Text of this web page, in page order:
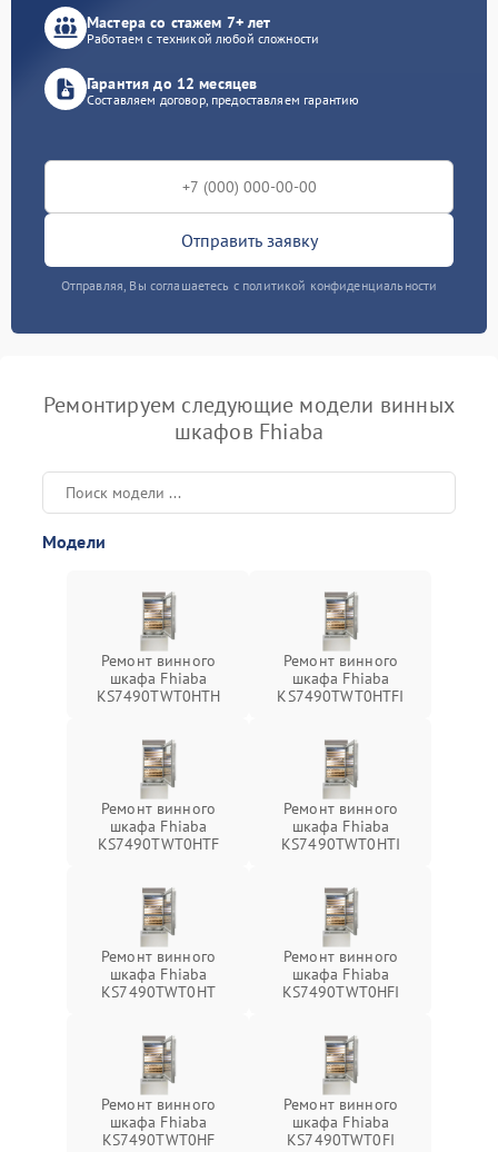
Мастера со стажем 7+ лет
Работаем с техникой любой сложности
Гарантия до 12 месяцев
Составляем договор, предоставляем гарантию
Отправить заявку
Отправляя, Вы соглашаетесь с политикой конфиденциальности
Ремонтируем следующие модели винных
шкафов Fhiaba
Модели
Ремонт винного
шкафа Fhiaba
KS7490TWT0HTH
Ремонт винного
шкафа Fhiaba
KS7490TWT0HTFI
Ремонт винного
шкафа Fhiaba
KS7490TWT0HTF
Ремонт винного
шкафа Fhiaba
KS7490TWT0HTI
Ремонт винного
шкафа Fhiaba
KS7490TWT0HT
Ремонт винного
шкафа Fhiaba
KS7490TWT0HFI
Ремонт винного
шкафа Fhiaba
KS7490TWT0HF
Ремонт винного
шкафа Fhiaba
KS7490TWT0FI